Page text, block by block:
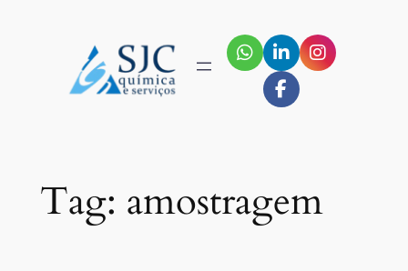
conteúdo
Tag: amostragem